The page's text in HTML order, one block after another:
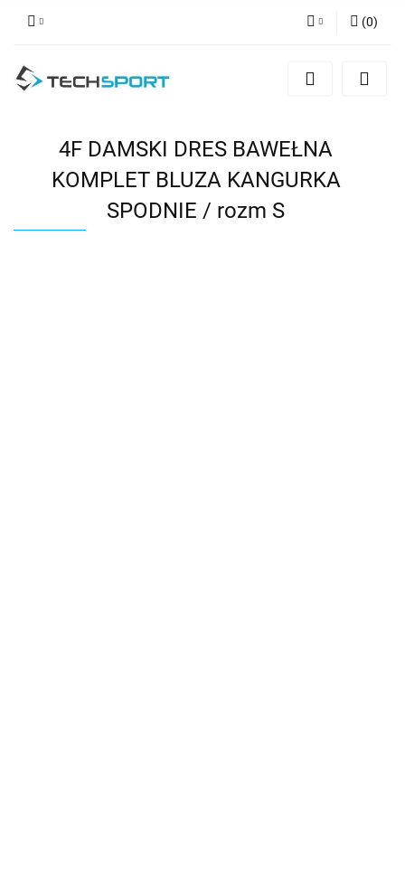
Zaloguj się
(0)
4F DAMSKI DRES BAWEŁNA
KOMPLET BLUZA KANGURKA
SPODNIE / rozm S